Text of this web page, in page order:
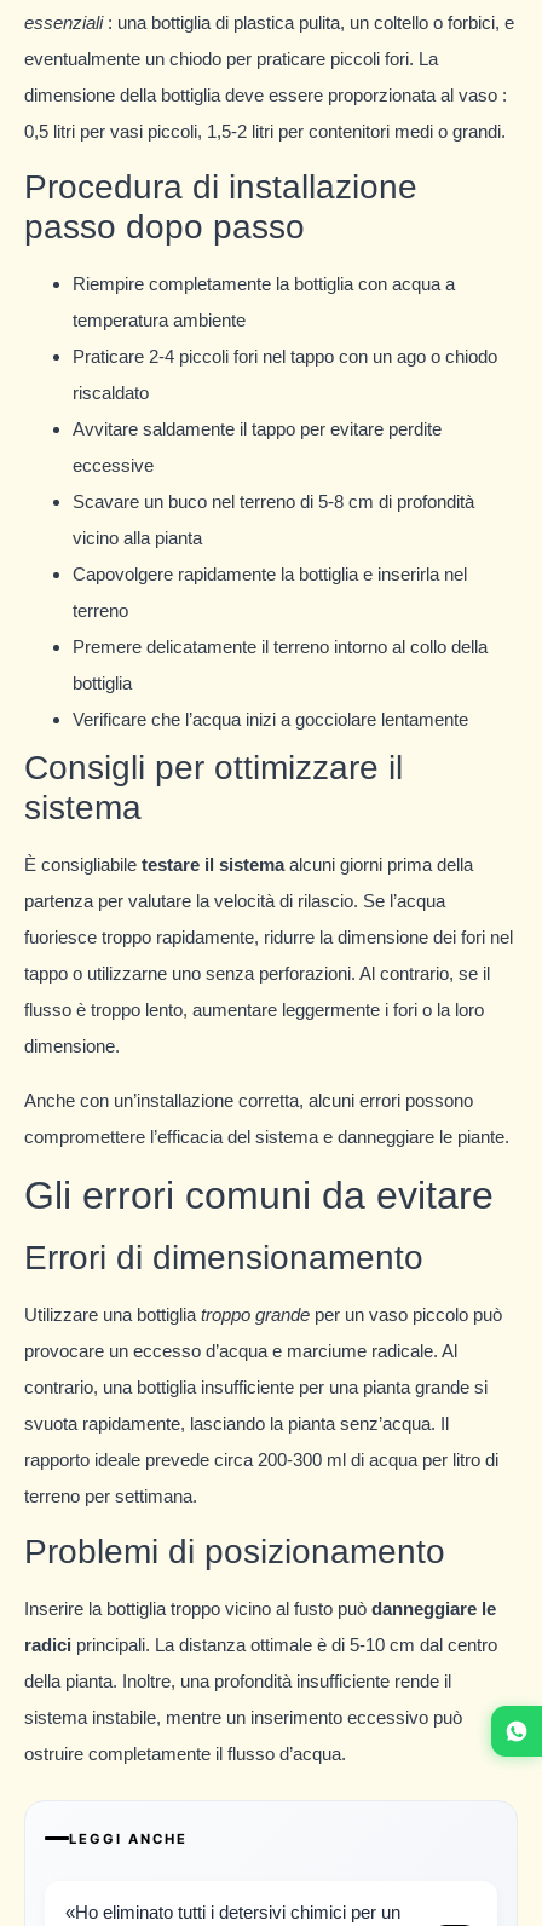
essenziali: una bottiglia di plastica pulita, un coltello o forbici, e
eventualmente un chiodo per praticare piccoli fori. La
dimensione della bottiglia deve essere proporzionata al vaso :
0,5 litri per vasi piccoli, 1,5-2 litri per contenitori medi o grandi.
Procedura di installazione
passo dopo passo
Riempire completamente la bottiglia con acqua a
temperatura ambiente
Praticare 2-4 piccoli fori nel tappo con un ago o chiodo
riscaldato
Avvitare saldamente il tappo per evitare perdite
eccessive
Scavare un buco nel terreno di 5-8 cm di profondità
vicino alla pianta
Capovolgere rapidamente la bottiglia e inserirla nel
terreno
Premere delicatamente il terreno intorno al collo della
bottiglia
Verificare che l’acqua inizi a gocciolare lentamente
Consigli per ottimizzare il
sistema
È consigliabile testare il sistemaalcuni giorni prima della
partenza per valutare la velocità di rilascio. Se l’acqua
fuoriesce troppo rapidamente, ridurre la dimensione dei fori nel
tappo o utilizzarne uno senza perforazioni. Al contrario, se il
flusso è troppo lento, aumentare leggermente i fori o la loro
dimensione.
Anche con un’installazione corretta, alcuni errori possono
compromettere l’efficacia del sistema e danneggiare le piante.
Gli errori comuni da evitare
Errori di dimensionamento
Utilizzare una bottiglia troppo grande per un vaso piccolo può
provocare un eccesso d’acqua e marciume radicale. Al
contrario, una bottiglia insufficiente per una pianta grande si
svuota rapidamente, lasciando la pianta senz’acqua. Il
rapporto ideale prevede circa 200-300 ml di acqua per litro di
terreno per settimana.
Problemi di posizionamento
Inserire la bottiglia troppo vicino al fusto può danneggiare le
radici principali. La distanza ottimale è di 5-10 cm dal centro
della pianta. Inoltre, una profondità insufficiente rende il
sistema instabile, mentre un inserimento eccessivo può
ostruire completamente il flusso d’acqua.
LEGGI ANCHE
«Ho eliminato tutti i detersivi chimici per un